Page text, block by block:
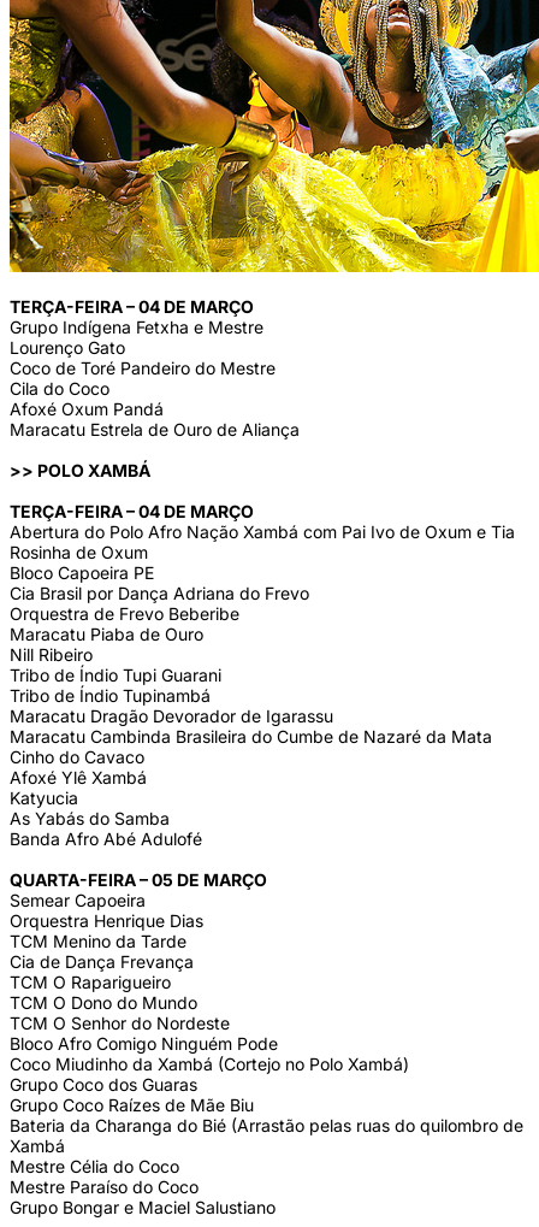
TERÇA-FEIRA – 04 DE MARÇO
Grupo Indígena Fetxha e Mestre
Lourenço Gato
Coco de Toré Pandeiro do Mestre
Cila do Coco
Afoxé Oxum Pandá
Maracatu Estrela de Ouro de Aliança
>> POLO XAMBÁ
TERÇA-FEIRA – 04 DE MARÇO
Abertura do Polo Afro Nação Xambá com Pai Ivo de Oxum e Tia
Rosinha de Oxum
Bloco Capoeira PE
Cia Brasil por Dança Adriana do Frevo
Orquestra de Frevo Beberibe
Maracatu Piaba de Ouro
Nill Ribeiro
Tribo de Índio Tupi Guarani
Tribo de Índio Tupinambá
Maracatu Dragão Devorador de Igarassu
Maracatu Cambinda Brasileira do Cumbe de Nazaré da Mata
Cinho do Cavaco
Afoxé Ylê Xambá
Katyucia
As Yabás do Samba
Banda Afro Abé Adulofé
QUARTA-FEIRA – 05 DE MARÇO
Semear Capoeira
Orquestra Henrique Dias
TCM Menino da Tarde
Cia de Dança Frevança
TCM O Raparigueiro
TCM O Dono do Mundo
TCM O Senhor do Nordeste
Bloco Afro Comigo Ninguém Pode
Coco Miudinho da Xambá (Cortejo no Polo Xambá)
Grupo Coco dos Guaras
Grupo Coco Raízes de Mãe Biu
Bateria da Charanga do Bié (Arrastão pelas ruas do quilombro de
Xambá
Mestre Célia do Coco
Mestre Paraíso do Coco
Grupo Bongar e Maciel Salustiano